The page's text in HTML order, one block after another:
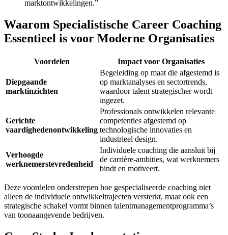
marktontwikkelingen.”
Waarom Specialistische Career Coaching
Essentieel is voor Moderne Organisaties
Voordelen Impact voor Organisaties
Diepgaande
marktinzichten
Begeleiding op maat die afgestemd is
op marktanalyses en sectortrends,
waardoor talent strategischer wordt
ingezet.
Gerichte
vaardighedenontwikkeling
Professionals ontwikkelen relevante
competenties afgestemd op
technologische innovaties en
industrieel design.
Verhoogde
werknemerstevredenheid
Individuele coaching die aansluit bij
de carrière-ambities, wat werknemers
bindt en motiveert.
Deze voordelen onderstrepen hoe gespecialiseerde coaching niet
alleen de individuele ontwikkeltrajecten versterkt, maar ook een
strategische schakel vormt binnen talentmanagementprogramma’s
van toonaangevende bedrijven.